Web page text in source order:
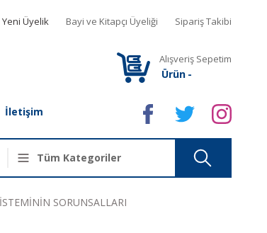
Yeni Üyelik Bayi ve Kitapçı Üyeliği Sipariş Takibi
Alışveriş Sepetim
Ürün -
İletişim
SORUNSALLARI